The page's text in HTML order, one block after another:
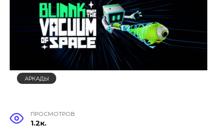
АРКАДЫ
ПРОСМОТРОВ
1.2к.